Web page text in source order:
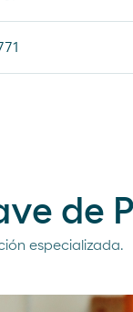
de
especializada.